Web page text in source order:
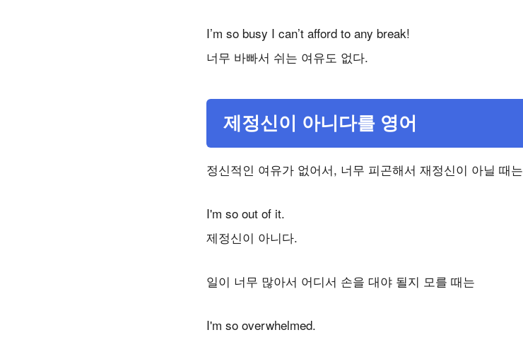
I’m so busy I can’t afford to any break!
너무 바빠서 쉬는 여유도 없다.
제정신이 아니다를 영어
정신적인 여유가 없어서, 너무 피곤해서 재정신이 아닐 때는
I'm so out of it.
제정신이 아니다.
일이 너무 많아서 어디서 손을 대야 될지 모를 때는
I'm so overwhelmed.